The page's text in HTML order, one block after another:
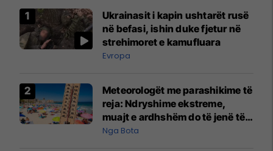
Ukrainasit i kapin ushtarët rusë
në befasi, ishin duke fjetur në
strehimoret e kamufluara
Evropa
Meteorologët me parashikime të
reja: Ndryshime ekstreme,
muajt e ardhshëm do të jenë të
pazakontë
Nga Bota